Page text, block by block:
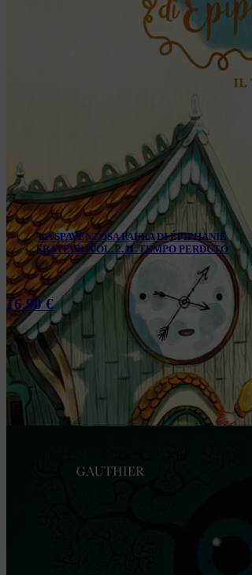
LA SPAVENTOSA PAURA DI ÉPIPHANIE
FRAYEUR. VOL. 2. IL TEMPO PERDUTO
16,90€